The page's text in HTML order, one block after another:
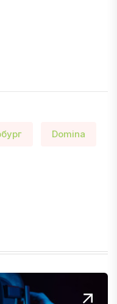
Domina